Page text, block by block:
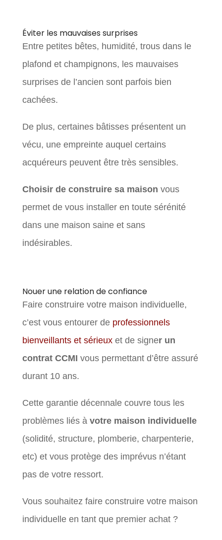
Éviter les mauvaises surprises
Entre petites bêtes, humidité, trous dans le
plafond et champignons, les mauvaises
surprises de l’ancien sont parfois bien
cachées.
De plus, certaines bâtisses présentent un
vécu, une empreinte auquel certains
acquéreurs peuvent être très sensibles.
Choisir de construire sa maison vous
permet de vous installer en toute sérénité
dans une maison saine et sans
indésirables.
Nouer une relation de confiance
Faire construire votre maison individuelle,
c’est vous entourer deprofessionnels
bienveillants et sérieuxet de signer un
contrat CCMI vous permettant d’être assuré
durant 10 ans.
Cette garantie décennale couvre tous les
problèmes liés à votre maison individuelle
(solidité, structure, plomberie, charpenterie,
etc) et vous protège des imprévus n’étant
pas de votre ressort.
Vous souhaitez faire construire votre maison
individuelle en tant que premier achat ?